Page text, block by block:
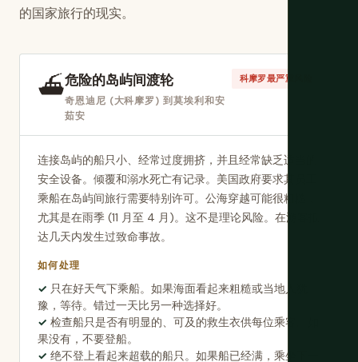
的国家旅行的现实。
⛴️危险的岛屿间渡轮
奇恩迪尼 (大科摩罗) 到莫埃利和安
茹安
科摩罗最严重风险
连接岛屿的船只小、经常过度拥挤，并且经常缺乏适当的
安全设备。倾覆和溺水死亡有记录。美国政府要求其员工
乘船在岛屿间旅行需要特别许可。公海穿越可能很粗糙，
尤其是在雨季 (11 月至 4 月)。这不是理论风险。在游客抵
达几天内发生过致命事故。
如何处理
只在好天气下乘船。如果海面看起来粗糙或当地人犹
豫，等待。错过一天比另一种选择好。
检查船只是否有明显的、可及的救生衣供每位乘客。如
果没有，不要登船。
绝不登上看起来超载的船只。如果船已经满，乘坐下一